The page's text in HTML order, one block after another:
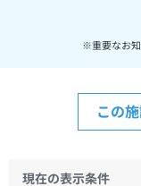
この
※重要なお知
現在の表示条件